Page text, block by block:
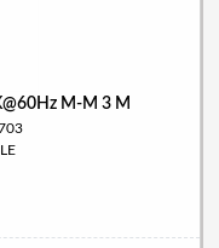
M-M 3 M